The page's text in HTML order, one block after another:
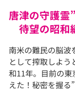
唐津の守護霊
待望の昭和
南米の難民の脳波
として搾取しよ
和11年。目前の
えた！秘密を握る